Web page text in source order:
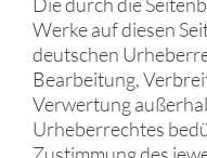
Werke auf diesen
deutschen
Bearbeitung,
Verwertung
Urheberrechtes